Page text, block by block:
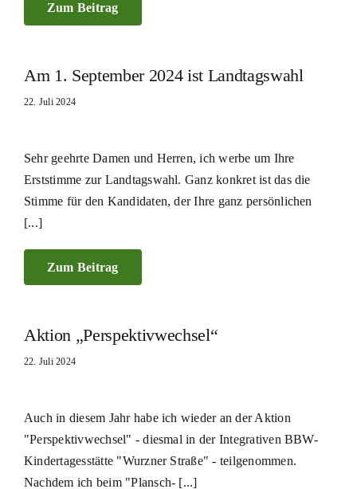
Zum Beitrag
Am 1. September 2024 ist Landtagswahl
22. Juli 2024
Sehr geehrte Damen und Herren, ich werbe um Ihre
Erststimme zur Landtagswahl. Ganz konkret ist das die
Stimme für den Kandidaten, der Ihre ganz persönlichen
[...]
Zum Beitrag
Aktion „Perspektivwechsel“
22. Juli 2024
Auch in diesem Jahr habe ich wieder an der Aktion
"Perspektivwechsel" - diesmal in der Integrativen BBW-
Kindertagesstätte "Wurzner Straße" - teilgenommen.
Nachdem ich beim "Plansch- [...]